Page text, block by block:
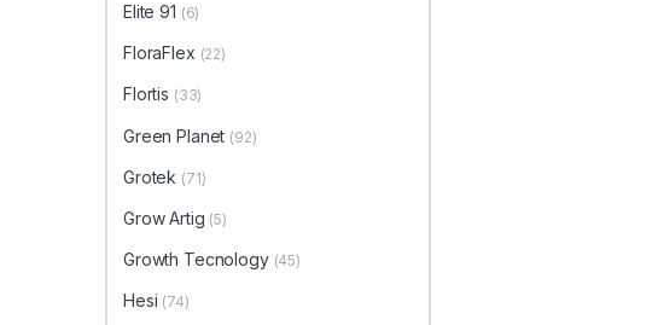
Elite 91 (6)
FloraFlex (22)
Flortis (33)
Green Planet (92)
Grotek (71)
Grow Artig (5)
Growth Tecnology (45)
Hesi (74)